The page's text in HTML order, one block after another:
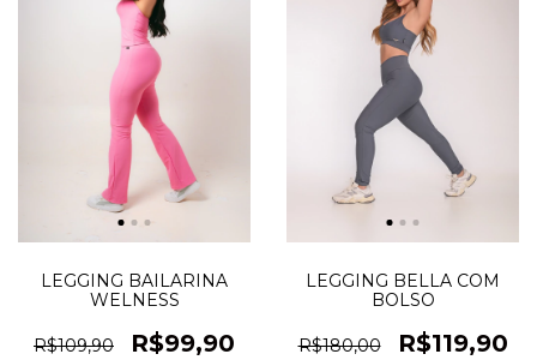
LEGGING BAILARINA
WELNESS
R$109,90 R$99,90
LEGGING BELLA COM
BOLSO
R$180,00 R$119,90